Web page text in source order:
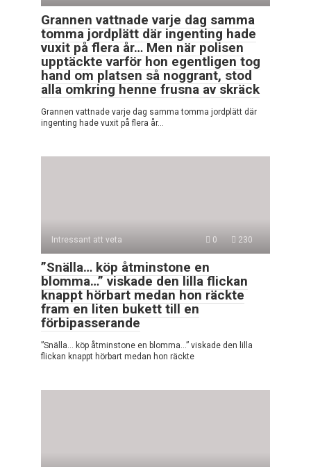
Grannen vattnade varje dag samma
tomma jordplätt där ingenting hade
vuxit på flera år… Men när polisen
upptäckte varför hon egentligen tog
hand om platsen så noggrant, stod
alla omkring henne frusna av skräck
Grannen vattnade varje dag samma tomma jordplätt där
ingenting hade vuxit på flera år…
Intressant att veta 0 230
”Snälla… köp åtminstone en
blomma…” viskade den lilla flickan
knappt hörbart medan hon räckte
fram en liten bukett till en
förbipasserande
”Snälla… köp åtminstone en blomma…” viskade den lilla
flickan knappt hörbart medan hon räckte